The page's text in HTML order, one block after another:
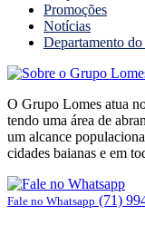
Promoções
Notícias
Departamento
O Grupo Lomes atua
tendo uma área de
um alcance
cidades baianas e em
Fale no Whatsapp (71)